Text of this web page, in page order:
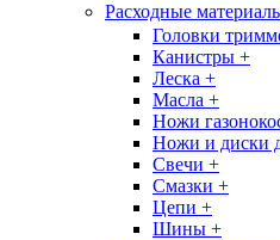
Расходные
Головки
Канистры +
Леска +
Масла +
Ножи
Ножи и диски
Свечи +
Смазки +
Цепи +
Шины +